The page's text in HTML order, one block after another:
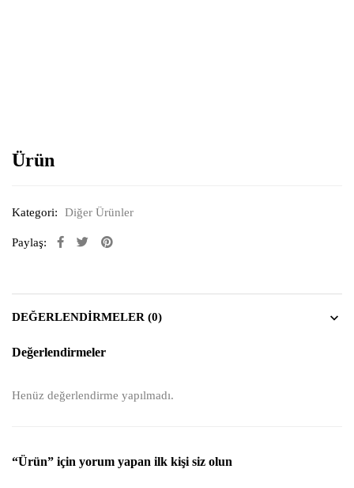
Ürün
Kategori: Diğer Ürünler
Paylaş:
DEĞERLENDIRMELER (0)
Değerlendirmeler
Henüz değerlendirme yapılmadı.
“Ürün” için yorum yapan ilk kişi siz olun